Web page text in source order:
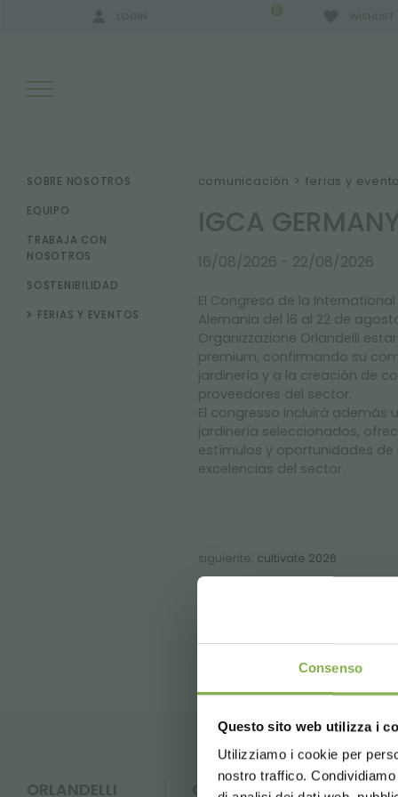
Consenso
Questo sito web utilizza i
Utilizziamo i cookie per
nostro traffico.
0
RESULTADOS DE LA BÚSQUEDA:
MÁS RESULTADOS PARA USTED:
SOBRE NOSOTROS
EQUIPO
TRABAJA CON
NOSOTROS
SOSTENIBILIDAD
FERIAS Y EVENTOS
comunicación > ferias y
IGCA
16/08/2026 - 22/08/2026
El Congreso de la
Alemania del 16 al 22 de
Organizzazione Orlandelli
premium, confirmando su
jardinería y a la creación de
proveedores del sector.
El congresso incluirá además
jardinería seleccionados,
estímulos y oportunidades
excelencias del sector.
siguiente: cultivate 2026
ORLANDELLI CONTACTOS